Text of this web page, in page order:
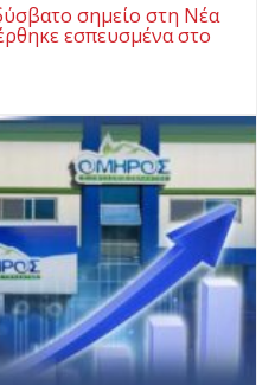
σημείο στη Νέα
εσπευσμένα στο